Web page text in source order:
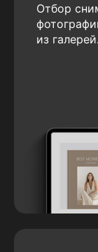
Отбор
из галерей.